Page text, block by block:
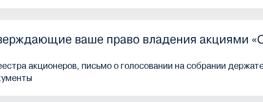
ваше право владения
акционеров, письмо о голосовании на собрании